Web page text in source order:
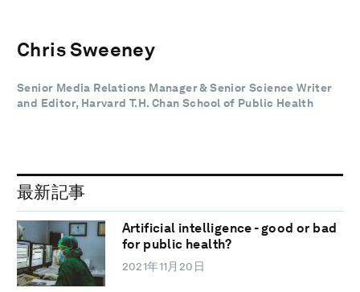
Chris Sweeney
Senior Media Relations Manager & Senior Science Writer
and Editor, Harvard T.H. Chan School of Public Health
最新記事
Artificial intelligence - good or bad
for public health?
2021年11月20日